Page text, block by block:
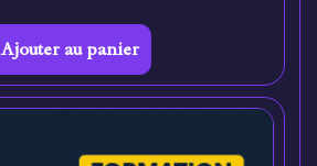
Ajouter au panier